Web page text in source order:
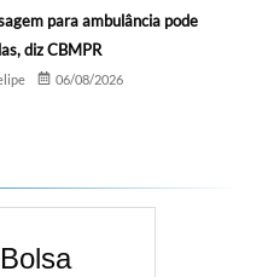
para ambulância pode
diz CBMPR
06/08/2026